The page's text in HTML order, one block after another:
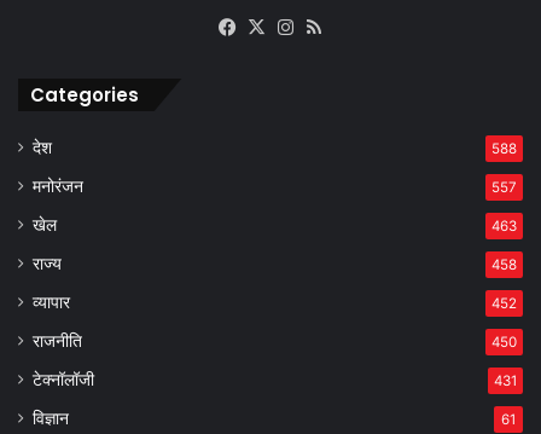
Facebook
X Instagram
Categories
देश 588
मनोरंजन 557
खेल 463
राज्य 458
व्यापार 452
राजनीति 450
टेक्नॉलॉजी 431
विज्ञान 61